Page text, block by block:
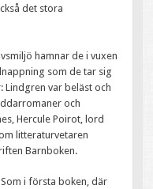
det stora
hamnar de i vuxen
som de tar sig
var beläst och
och
Hercule Poirot, lord
litteraturvetaren
Barnboken.
Som i första boken, där